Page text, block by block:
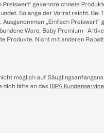
Preiswert" gekennzeichnete
Solange der Vorrat reicht. Bei
Ausgenommen „Einfach
Ware, Baby Premium-
Produkte. Nicht mit anderen
möglich auf
dich bitte an das BIPA Kundenservice